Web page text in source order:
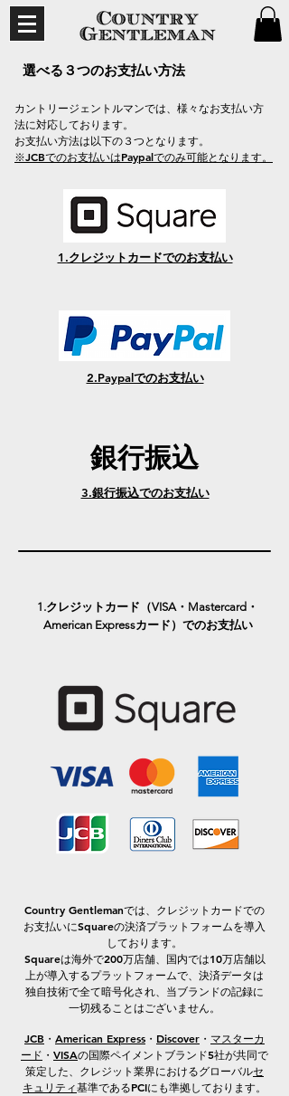
選べる３つのお支払い方法
カントリージェントルマンでは、様々なお支払い方
法に対応しております。
お支払い方法は以下の３つとなります。
​​※JCBでのお支払いはPaypalでのみ可能となります。
1.クレジットカードでのお支払い
2.Paypalでのお支払い
​銀行振込
3.銀行振込でのお支払い
1.クレジットカード（VISA・Mastercard・
American Expressカード）でのお支払い
Country Gentlemanでは、クレジットカードでの
お支払いにSquareの決済プラットフォームを導入
しております。
Squareは海外で200万店舗、国内では10万店舗以
上が導入するプラットフォームで、決済データは
独自技術で全て暗号化され、当ブランドの記録に
一切残ることはございません。
JCB ・ American Express ・ Discover ・ マスターカ
ード ・ VISAの国際ペイメントブランド5社が共同で
策定した、クレジット業界におけるグローバルセ
キュリティ基準であるPCIにも準拠しております。